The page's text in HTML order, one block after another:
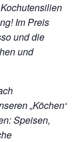
Im Preis
und die
und
„Köchen“
Speisen,